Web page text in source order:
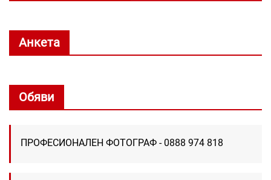
Анкета
Обяви
ПРОФЕСИОНАЛЕН ФОТОГРАФ - 0888 974 818